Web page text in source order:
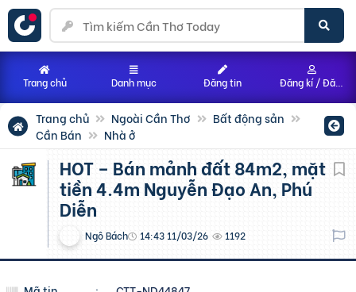
Trang chủ Ngoài Cần Thơ
Bất động sản
Cần Bán
Nhà ở
HOT – Bán mảnh đất 84m2, mặt
tiền 4.4m Nguyễn Đạo An, Phú
Diễn
Ngô Bách 14:43 11/03/26 1192
Trang chủ Danh mục Đăng tin